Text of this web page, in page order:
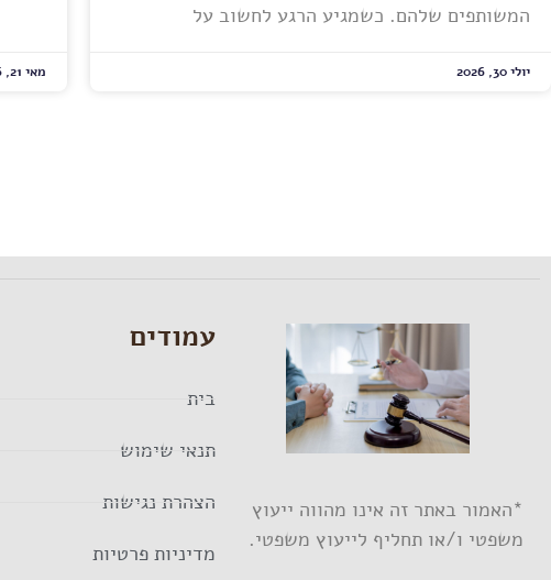
המשותפים שלהם. כשמגיע הרגע לחשוב על
יולי 30, 2026 מאי 21, 2026
*האמור באתר זה אינו מהווה ייעוץ
משפטי ו/או תחליף לייעוץ משפטי.
עמודים
בית
תנאי שימוש
הצהרת נגישות
מדיניות פרטיות